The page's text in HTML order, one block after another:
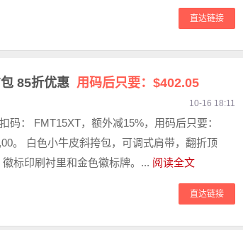
直达链接
85折优惠 用码后只要：$402.05
10-16 18:11
码： FMT15XT，额外减15%，用码后只要：
。 白色小牛皮斜挎包，可调式肩带，翻折顶
标印刷衬里和金色徽标牌。... 阅读全文
直达链接